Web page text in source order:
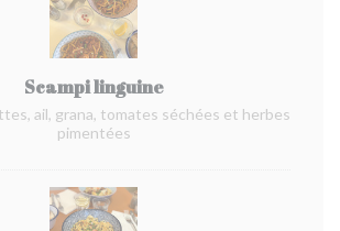
Scampi linguine
ail, grana, tomates séchées et herbes
pimentées